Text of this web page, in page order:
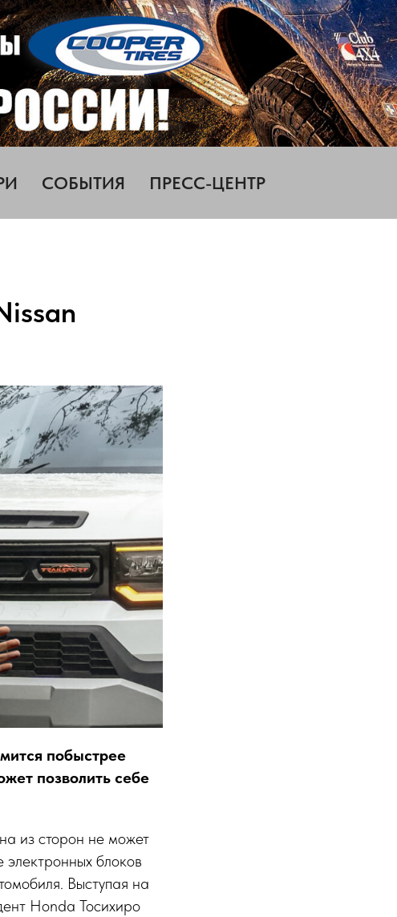
СОБЫТИЯ ПРЕСС-ЦЕНТР
побыстрее
позволить себе
из сторон не может
блоков
Выступая на
Honda Тосихиро